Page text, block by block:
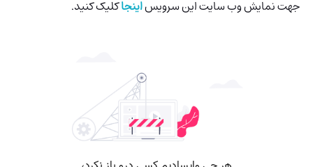
جهت نمایش وب سایت این سرویساینجاکلیک کنید.